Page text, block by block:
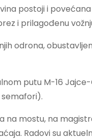
postoji i
i prilagođenu
odrona,
putu M-16
na mostu, na
Radovi su